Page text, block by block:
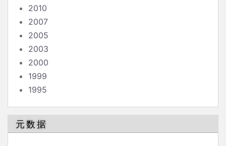
2010
2007
2005
2003
2000
1999
1995
元数据